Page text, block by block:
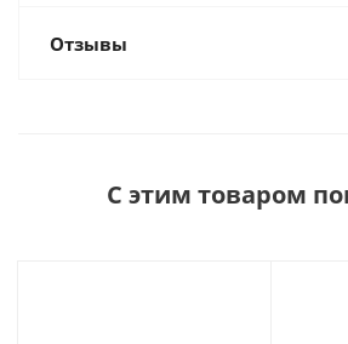
Отзывы
С этим товаром